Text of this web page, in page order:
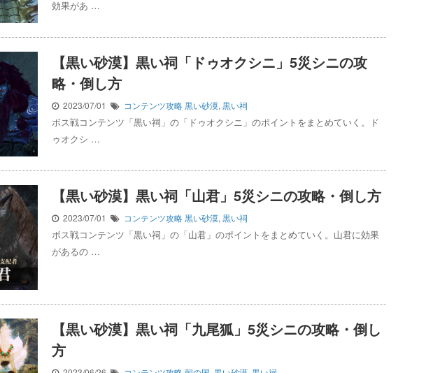
効果があ …
【黒い砂漠】黒い祠「ドゥオクシニ」5災シニの攻
略・倒し方
2023/07/01 コンテンツ攻略黒い砂漠, 黒い祠
ボス戦コンテンツ「黒い祠」の「ドゥオクシニ」のポイントをまとめていく。ド
ゥオクシ …
【黒い砂漠】黒い祠「山君」5災シニの攻略・倒し方
2023/07/01 コンテンツ攻略黒い砂漠, 黒い祠
ボス戦コンテンツ「黒い祠」の「山君」のポイントをまとめていく。山君に効果
があるの …
【黒い砂漠】黒い祠「九尾狐」5災シニの攻略・倒し
方